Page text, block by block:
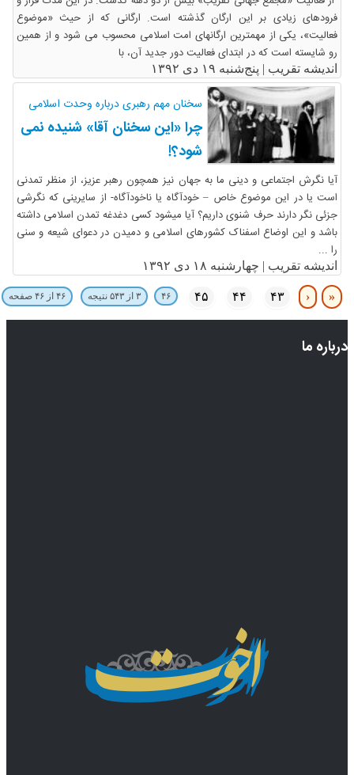
فرودهای زیادی بر این ارگان گذشته است. ارگانی که از حیث «موضوع
فعالیت»، یکی از مهمترین ارگانهای امت اسلامی محسوب می شود و از همین
رو شایسته است که در ابتدای فعالیت دور جدید آن، با
اندیشه تقریب | پنج‌شنبه ۱۹ دی ۱۳۹۲
سخنان مهم رهبری درباره وحدت اسلامی
چرا «این سخنان آقا» شنیده نمی
شود؟!
آیا نگرش اجتماعی و دینی ما به جهان نیز همچون رهبر عزیز، از منظر تمدنی
است یا در این موضوع خاص – خودآگاه یا ناخودآگاه- از سایرینی که نگرشی
جزئی نگر دارند حرف شنوی داریم؟ آیا میشود کسی دغدغه تمدن اسلامی داشته
باشد و این اوضاع اسفناک کشورهای اسلامی و دمیدن در دعوای شیعه و سنی
را ...
اندیشه تقریب | چهارشنبه ۱۸ دی ۱۳۹۲
«
‹ ۴۳ ۴۴ ۴۵ ۴۶ ۳ از ۵۴۳ نتیجه ۴۶ از ۴۶ صفحه
درباره ما